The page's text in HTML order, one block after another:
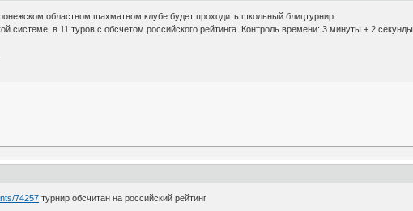
областном шахматном клубе будет проходить школьный блицтурнир.
системе, в 11 туров с обсчетом российского рейтинга. Контроль времени: 3 минуты + 2
74257 турнир обсчитан на российский рейтинг